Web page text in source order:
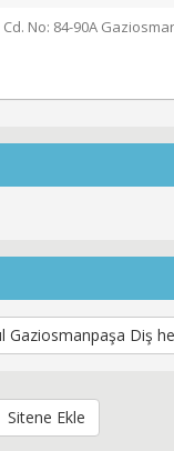
Cd. No: 84-90A
Gaziosmanpaşa Diş
Sitene Ekle